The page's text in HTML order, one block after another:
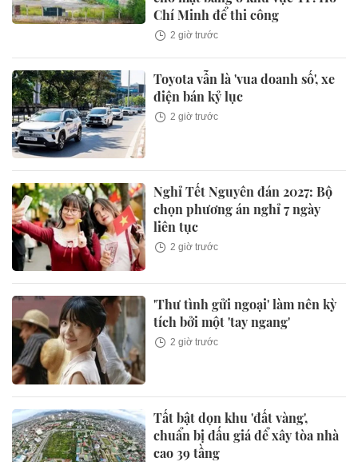
Chí Minh để thi công
2 giờ trước
Toyota vẫn là 'vua doanh số', xe
điện bán kỷ lục
2 giờ trước
Nghỉ Tết Nguyên đán 2027: Bộ
chọn phương án nghỉ 7 ngày
liên tục
2 giờ trước
'Thư tình gửi ngoại' làm nên kỳ
tích bởi một 'tay ngang'
2 giờ trước
Tất bật dọn khu 'đất vàng',
chuẩn bị đấu giá để xây tòa nhà
cao 39 tầng